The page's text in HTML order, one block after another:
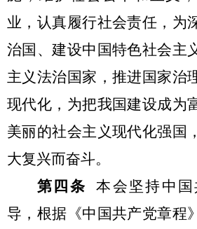
业，认真履行社会责任，为
治国、建设中国特色社会主
主义法治国家，推进国家治
现代化，为把我国建设成为
美丽的社会主义现代化强国
大复兴而奋斗。
第四条
本会坚持中
导，根据《中国共产党章程